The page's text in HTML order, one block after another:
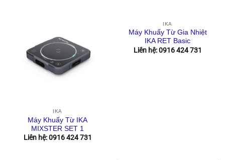
IKA
Máy Khuấy Từ IKA
MIXSTER SET 1
Liên hệ: 0916 424 731
IKA
Máy Khuấy Từ Gia Nhiệt
IKA RET Basic
Liên hệ: 0916 424 731